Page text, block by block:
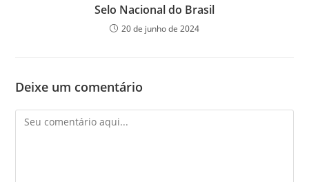
Selo Nacional do Brasil
20 de junho de 2024
Deixe um comentário
Comentário